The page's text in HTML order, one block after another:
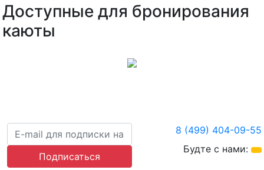
Доступные для бронирования
каюты
Подписаться
8 (499) 404-09-55
Будте с нами: